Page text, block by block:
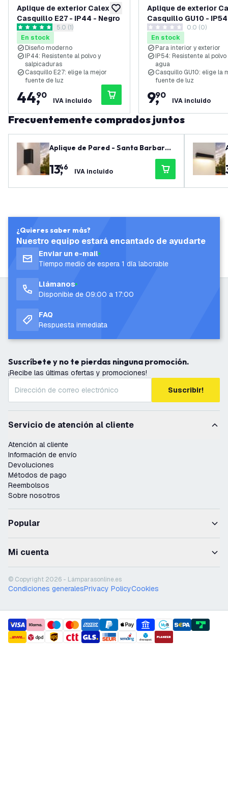
añadir a lista de deseos
Aplique de exterior Calex -
Casquillo E27 - IP44 - Negro
abrir el panel de reseñas
5 estrellas de puntuación
5.0 (1)
En stock
Diseño moderno
IP44: Resistente al polvo y
salpicaduras
Casquillo E27: elige la mejor
fuente de luz
44,
90
IVA incluido
Aplique de exterior
Casquillo GU10 -
Negro
0 estrellas de puntuación
0.0 (0)
En stock
Para interior y exterior
IP54: Resistente al polvo
agua
Casquillo GU10: elige la
fuente de luz
9,
90
IVA incluido
Frecuentemente comprados juntos
Aplique de Pared - Santa Barbara -
13,
46 IVA incluido
¿Quieres saber más?
Nuestro equipo estará encantado de ayudarte
Enviar un e-mail
Tiempo medio de espera 1 día laborable
Llámanos
Disponible de 09:00 a 17:00
FAQ
Respuesta inmediata
Suscríbete y no te pierdas ninguna promoción.
¡Recibe las últimas ofertas y promociones!
Suscribir!
Servicio de atención al cliente
Atención al cliente
Información de envío
Devoluciones
Métodos de pago
Reembolsos
Sobre nosotros
Popular
Mi cuenta
© Copyright 2026 - Lámparasonline.es
Condiciones generalesPrivacy PolicyCookies
payment methods
shipment methods